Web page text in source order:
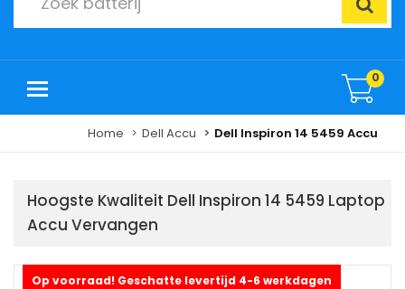
0
Home Dell Accu Dell Inspiron 14 5459 Accu
Hoogste Kwaliteit Dell Inspiron 14 5459 Laptop
Accu Vervangen
Op voorraad! Geschatte levertijd 4-6 werkdagen